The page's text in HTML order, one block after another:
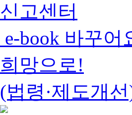
신고센터
e-book 바꾸어
희망으로!
(법령·제도개